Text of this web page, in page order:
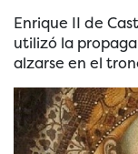
Enrique II de
utilizó la
alzarse en el